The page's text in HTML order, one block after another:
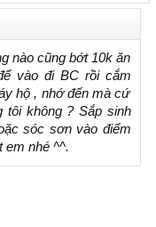
nào cũng bớt 10k ăn
vào đi BC rồi cắm
hộ , nhớ đến mà cứ
tôi không ? Sắp sinh
sóc sơn vào điểm
em nhé ^^.